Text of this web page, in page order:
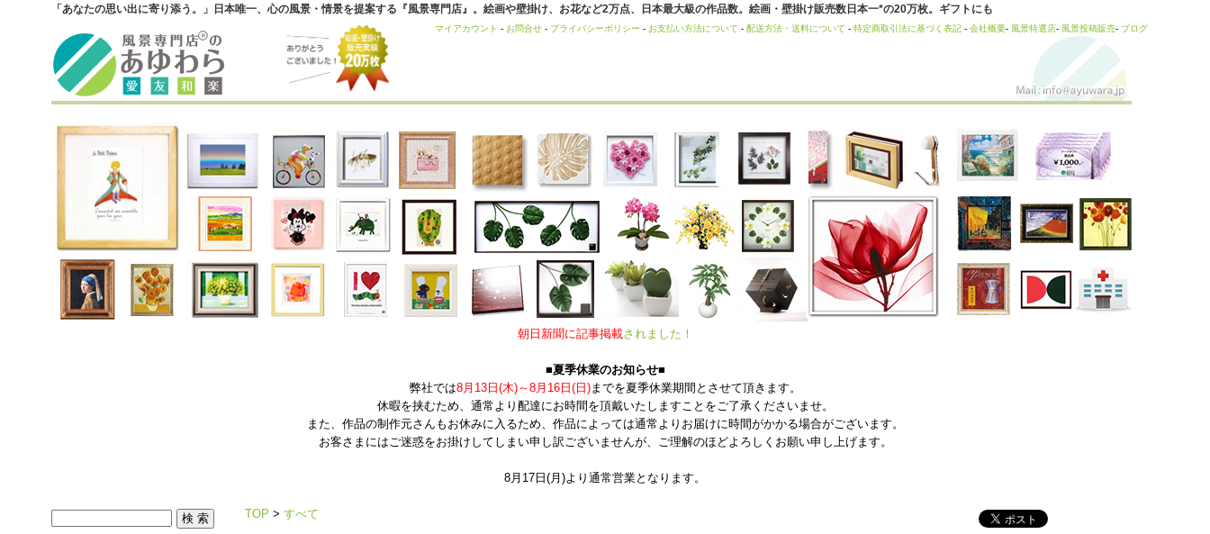
「あなたの思い出に寄り添う。」日本唯一、心の風景・情景を提案する『風景専門店』。絵画や壁掛け、お花など2万点、日本最大級の作品数。絵画・壁掛け販売数日本一*の20万枚。ギフトにも
マイアカウント - お問合せ - プライバシーポリシー - お支払い方法について - 配送方法・送料について - 特定商取引法に基づく表記 - 会社概要- 風景特選店- 風景投稿販売- ブログ
朝日新聞に記事掲載されました！
■夏季休業のお知らせ■
弊社では8月13日(木)～8月16日(日)までを夏季休業期間とさせて頂きます。
休暇を挟むため、通常より配達にお時間を頂戴いたしますことをご了承くださいませ。
また、作品の制作元さんもお休みに入るため、作品によっては通常よりお届けに時間がかかる場合がございます。
お客さまにはご迷惑をお掛けしてしまい申し訳ございませんが、ご理解のほどよろしくお願い申し上げます。
8月17日(月)より通常営業となります。
TOP > すべて